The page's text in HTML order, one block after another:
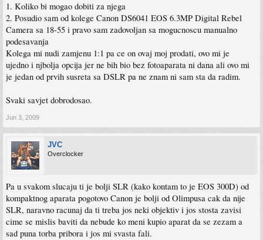
opcijskim podvodnim kućištem PT 037
1. Koliko bi mogao dobiti za njega
2. Posudio sam od kolege Canon DS6041 EOS 6.3MP Digital Rebel
Camera sa 18-55 i pravo sam zadovoljan sa mogucnoscu manualno
podesavanja
Kolega mi nudi zamjenu 1:1 pa ce on ovaj moj prodati, ovo mi je
ujedno i njbolja opcija jer ne bih bio bez fotoaparata ni dana ali ovo mi
je jedan od prvih susreta sa DSLR pa ne znam ni sam sta da radim.
Svaki savjet dobrodosao.
Jun 3, 2009
JVC
Overclocker
Pa u svakom slucaju ti je bolji SLR (kako kontam to je EOS 300D) od
kompaktnog aparata pogotovo Canon je bolji od Olimpusa cak da nije
SLR, naravno racunaj da ti treba jos neki objektiv i jos stosta zavisi
cime se mislis baviti da nebude ko meni kupio aparat da se zezam a
sad puna torba pribora i jos mi svasta fali.